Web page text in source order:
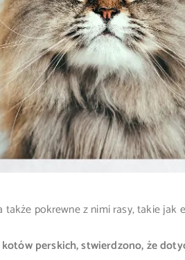
także pokrewne z nimi rasy, takie
perskich, stwierdzono, że